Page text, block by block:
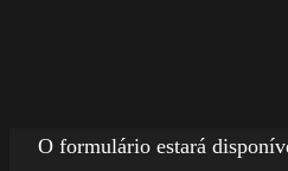
O formulário estará